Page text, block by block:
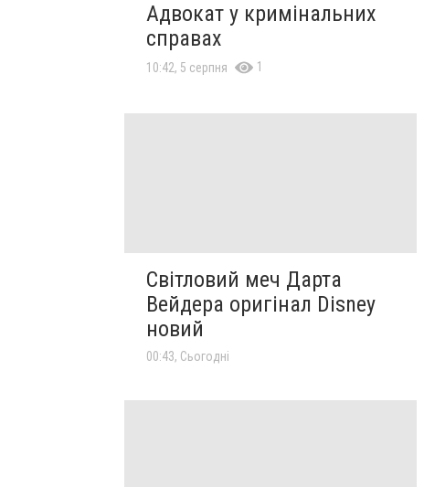
Адвокат у кримінальних
справах
10:42, 5 серпня 1
Світловий меч Дарта
Вейдера оригінал Disney
новий
00:43, Сьогодні